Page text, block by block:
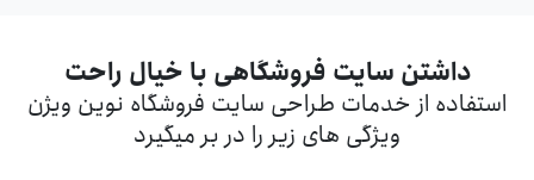
داشتن سایت فروشگاهی با خیال راحت
استفاده از خدمات طراحی سایت فروشگاه نوین ویژن
ویژگی های زیر را در بر میگیرد